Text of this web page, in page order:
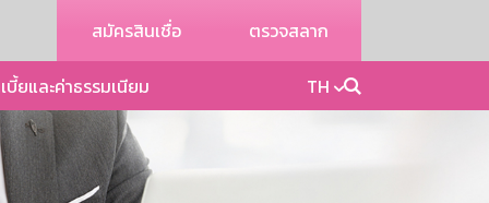
สมัครสินเชื่อ ตรวจสลาก
บี้ยและค่าธรรมเนียม TH